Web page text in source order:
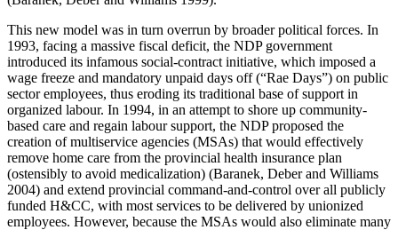
This new model was in turn overrun by broader political forces. In
1993, facing a massive fiscal deficit, the NDP government
introduced its infamous social-contract initiative, which imposed a
wage freeze and mandatory unpaid days off (“Rae Days”) on public
sector employees, thus eroding its traditional base of support in
organized labour. In 1994, in an attempt to shore up community-
based care and regain labour support, the NDP proposed the
creation of multiservice agencies (MSAs) that would effectively
remove home care from the provincial health insurance plan
(ostensibly to avoid medicalization) (Baranek, Deber and Williams
2004) and extend provincial command-and-control over all publicly
funded H&CC, with most services to be delivered by unionized
employees. However, because the MSAs would also eliminate many